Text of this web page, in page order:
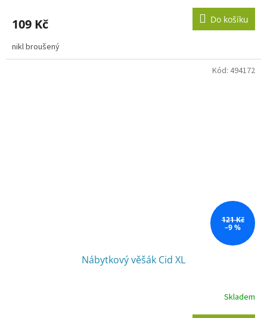
109 Kč Do košíku
nikl broušený
121 Kč
–9 %
Nábytkový věšák Cid XL
Skladem
Kód: 494172